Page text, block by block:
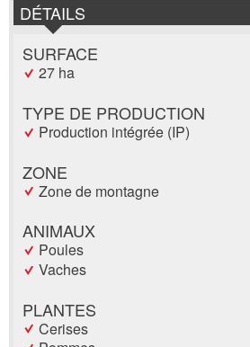
DÉTAILS
SURFACE
27 ha
TYPE DE PRODUCTION
Production intégrée (IP)
ZONE
Zone de montagne
ANIMAUX
Poules
Vaches
PLANTES
Cerises